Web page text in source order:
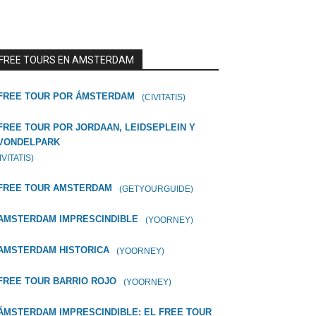
TOURS EN AMSTERDAM
TOUR POR ÁMSTERDAM (CIVITATIS)
TOUR POR JORDAAN, LEIDSEPLEIN Y
TOUR AMSTERDAM (GETYOURGUIDE)
IMPRESCINDIBLE (YOORNEY)
HISTORICA (YOORNEY)
TOUR BARRIO ROJO (YOORNEY)
IMPRESCINDIBLE: EL FREE TOUR